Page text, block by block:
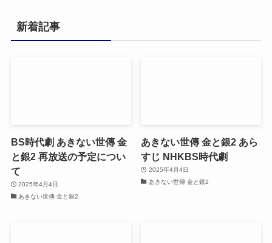
リ
ー
新着記事
BS時代劇 あきない世傳 金
と銀2 再放送の予定につい
て
2025年4月4日
あきない世傳 金と銀2
あきない世傳 金と銀2 あら
すじ NHKBS時代劇
2025年4月4日
あきない世傳 金と銀2